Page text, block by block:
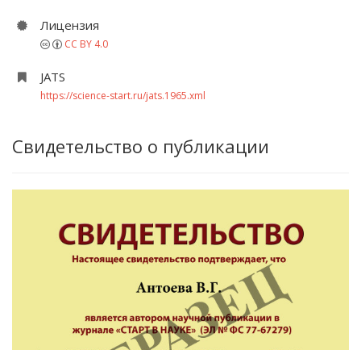
Лицензия
CC BY 4.0
JATS
https://science-start.ru/jats.1965.xml
Свидетельство о публикации